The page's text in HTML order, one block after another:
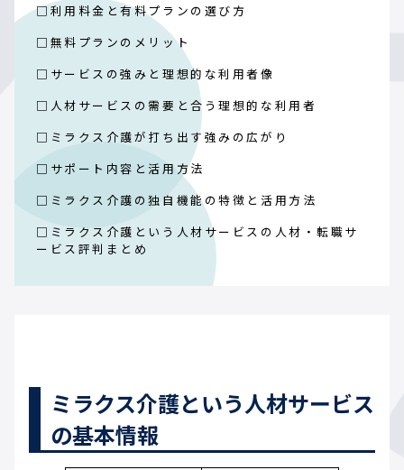
□利用料金と有料プランの選び方
□無料プランのメリット
□サービスの強みと理想的な利用者像
□人材サービスの需要と合う理想的な利用者
□ミラクス介護が打ち出す強みの広がり
□サポート内容と活用方法
□ミラクス介護の独自機能の特徴と活用方法
□ミラクス介護という人材サービスの人材・転職サ
ービス評判まとめ
ミラクス介護という人材サービス
の基本情報